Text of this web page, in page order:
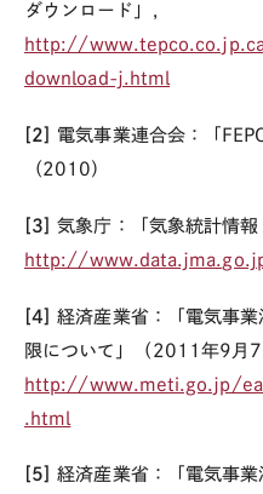
ダウンロード」，
http://
download-j.html
[2] 電気事業連合会：「
（2010）
[3]気象庁：「気象統計情報
http://
[4]経済産業省：「電気事
限について」（2011年9月7
http://www.meti.go.jp/
.html
[5]経済産業省：「電気事